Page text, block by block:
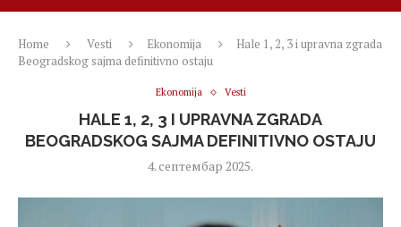
Home Vesti Ekonomija
Hale 1, 2, 3 i upravna zgrada
Beogradskog sajma definitivno ostaju
Ekonomija Vesti
HALE 1, 2, 3 I UPRAVNA ZGRADA
BEOGRADSKOG SAJMA DEFINITIVNO OSTAJU
4. септембар 2025.